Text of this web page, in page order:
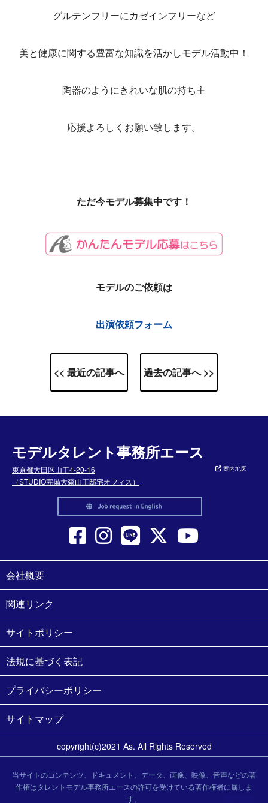
グルテンフリーにカゼインフリーなど
美と健康に関する豊富な知識を活かしモデル活動中！
陶器のようにきれいな肌の持ち主
応援よろしくお願い致します。
ただ今モデル募集中です！
モデルのご依頼は
出演依頼フォーム
<< 最近の記事へ 過去の記事へ >>
モデルタレント事務所エース
東京都大田区山王4-20-16
（STUDIO完備大森山王邸宅オフィス）
案内地図
会社概要
関連リンク
サイトポリシー
法規に基づく表記
プライバシーポリシー
サイトマップ
copyright(c)2021 As. All Rights Reserved
当サイトのコンテンツ、ドキュメント、データ、画像、映像、音声などの著
作権はタレントモデル事務所エースの許可を受けている著作権者に属しま
す。